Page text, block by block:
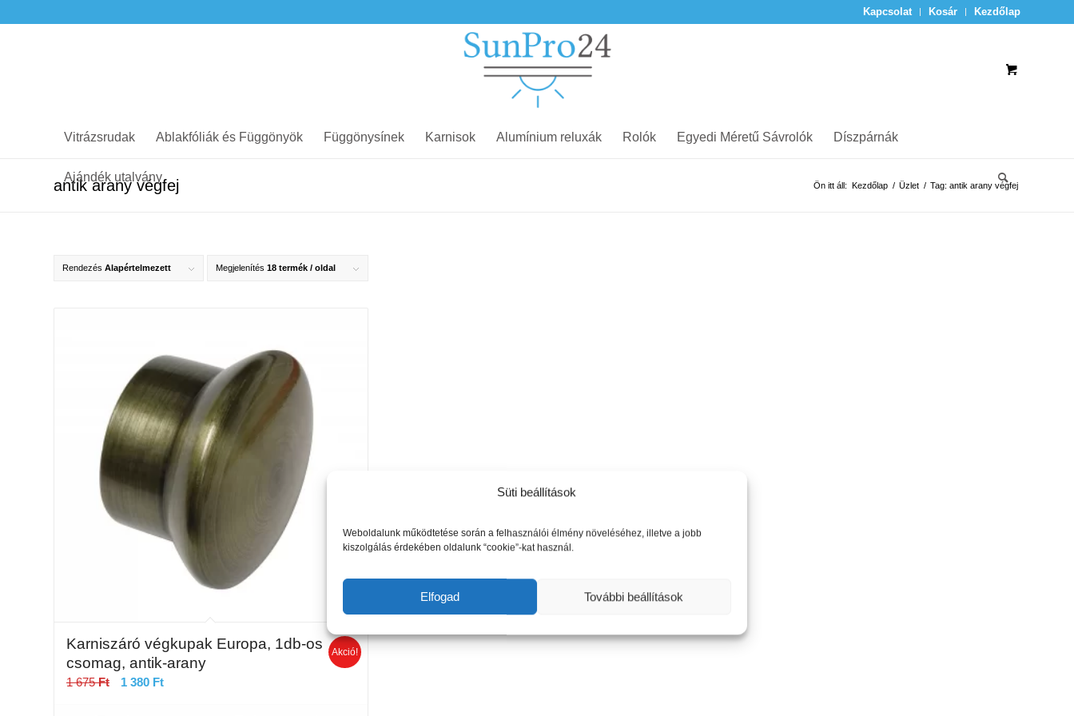
Süti beállítások
Weboldalunk működtetése során a felhasználói élmény növeléséhez, illetve a jobb
kiszolgálás érdekében oldalunk “cookie”-kat használ.
Elfogad További beállítások
Kapcsolat Kosár Kezdőlap
Vitrázsrudak Ablakfóliák és Függönyök Függönysínek Karnisok Alumínium reluxák Rolók Egyedi Méretű Sávrolók Díszpárnák
Ajándék utalvány
antik arany végfej Ön itt áll: Kezdőlap / Üzlet / Tag: antik arany végfej
Rendezés Alapértelmezett Megjelenítés 18 termék / oldal
Karniszáró végkupak Europa, 1db-os
csomag, antik-arany
1 675Ft
Original
1 380 FtCurrent
Akció!